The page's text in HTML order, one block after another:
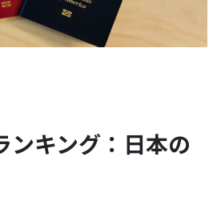
キング：日本の